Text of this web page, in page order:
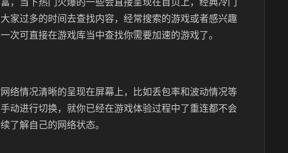
家过多的时间去查找内容，经常搜索的游戏或者感兴趣
次可直接在游戏库当中查找你需要加速的游戏了。
络情况清晰的呈现在屏幕上，比如丢包率和波动情况等
动进行切换，就你已经在游戏体验过程中了重连都不会
了解自己的网络状态。